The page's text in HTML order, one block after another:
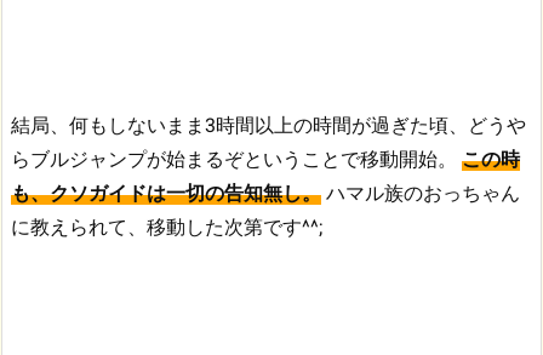
結局、何もしないまま3時間以上の時間が過ぎた頃、どうや
らブルジャンプが始まるぞということで移動開始。
この時
も、クソガイドは一切の告知無し。 ハマル族のおっちゃん
に教えられて、移動した次第です^^;